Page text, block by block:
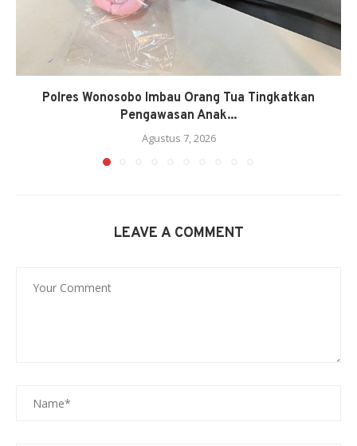
Polres Wonosobo Imbau Orang Tua Tingkatkan
Pengawasan Anak...
Agustus 7, 2026
LEAVE A COMMENT